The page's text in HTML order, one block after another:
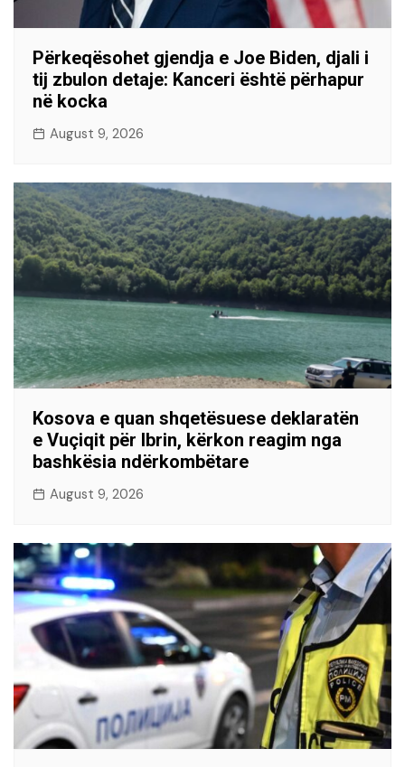
Përkeqësohet gjendja e Joe Biden, djali i
tij zbulon detaje: Kanceri është përhapur
në kocka
August 9, 2026
Kosova e quan shqetësuese deklaratën
e Vuçiqit për Ibrin, kërkon reagim nga
bashkësia ndërkombëtare
August 9, 2026